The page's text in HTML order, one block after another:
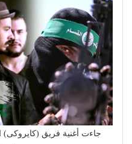
جاءت أغنية فريق (كايروكى)